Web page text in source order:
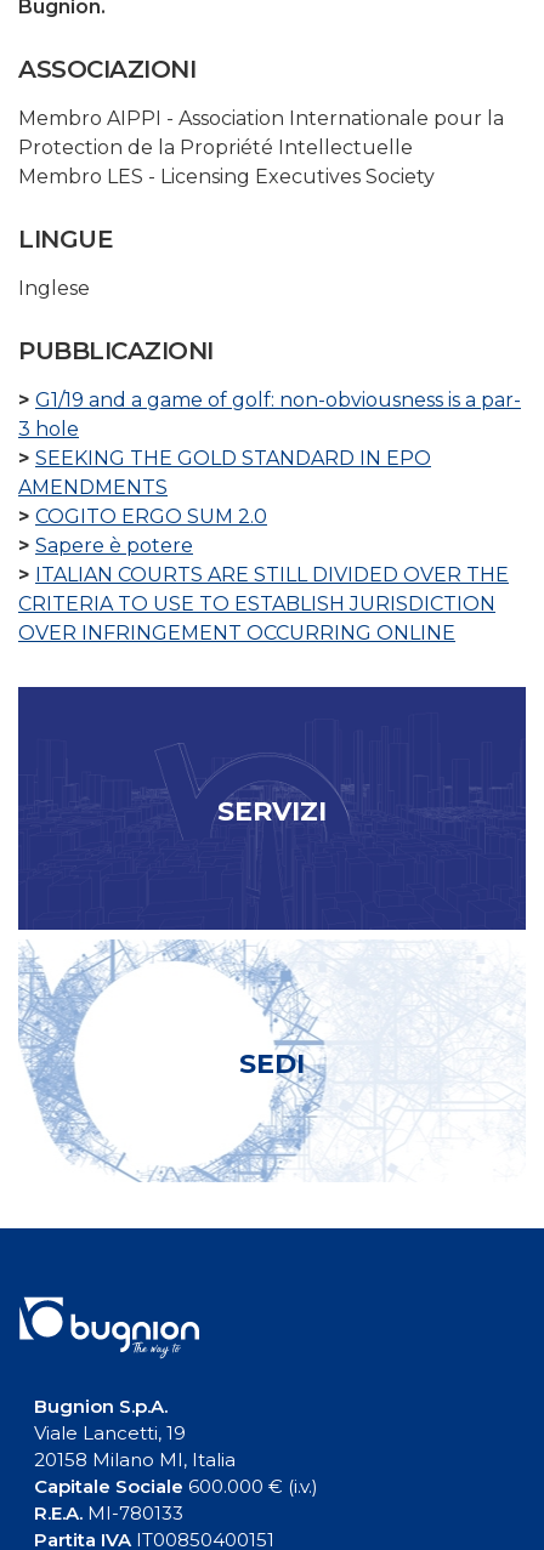
Bugnion.
ASSOCIAZIONI
Membro AIPPI - Association Internationale pour la
Protection de la Propriété Intellectuelle
Membro LES - Licensing Executives Society
LINGUE
Inglese
PUBBLICAZIONI
G1/19 and a game of golf: non-obviousness is a par-
3 hole
SEEKING THE GOLD STANDARD IN EPO
AMENDMENTS
COGITO ERGO SUM 2.0
Sapere è potere
ITALIAN COURTS ARE STILL DIVIDED OVER THE
CRITERIA TO USE TO ESTABLISH JURISDICTION
OVER INFRINGEMENT OCCURRING ONLINE
SERVIZI
SEDI
Bugnion S.p.A.
Viale Lancetti, 19
20158 Milano MI, Italia
Capitale Sociale 600.000 € (i.v.)
R.E.A.MI-780133
Partita IVAIT00850400151